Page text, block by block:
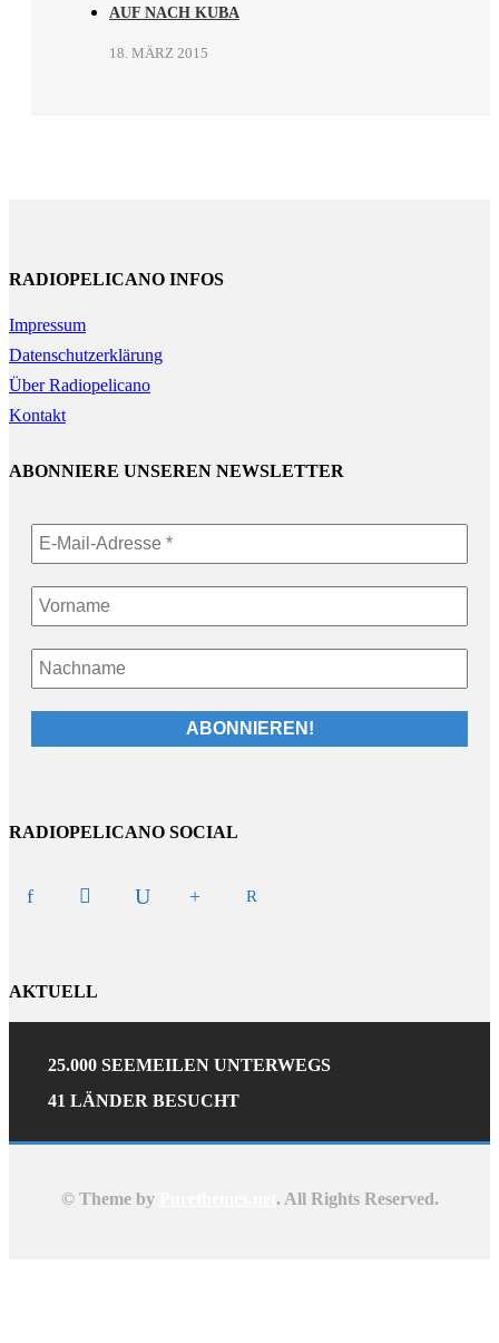
AUF NACH KUBA
18. MÄRZ 2015
RADIOPELICANO INFOS
Impressum
Datenschutzerklärung
Über Radiopelicano
Kontakt
ABONNIERE UNSEREN NEWSLETTER
RADIOPELICANO SOCIAL
AKTUELL
25.000 SEEMEILEN UNTERWEGS
41 LÄNDER BESUCHT
© Theme by . All Rights Reserved.